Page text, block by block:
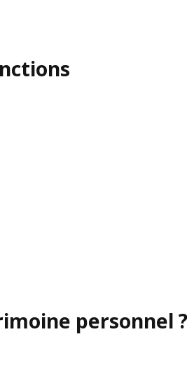
personnel ?